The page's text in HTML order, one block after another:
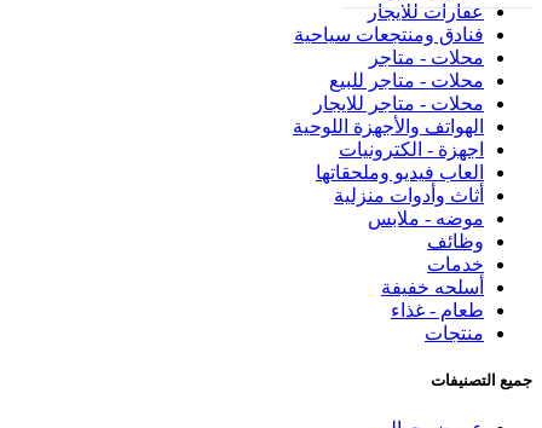
عقارات للايجار
فنادق ومنتجعات سياحية
محلات - متاجر
محلات - متاجر للبيع
محلات - متاجر للايجار
الهواتف والأجهزة اللوحية
اجهزة - الكترونيات
العاب فيديو وملحقاتها
أثاث وأدوات منزلية
موضه - ملابس
وظائف
خدمات
أسلحه خفيفة
طعام - غذاء
منتجات
جميع التصنيفات